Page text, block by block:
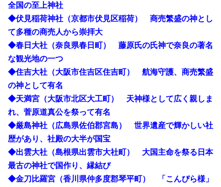
全国の至上神社
◆伏見稲荷神社（京都市伏見区稲荷） 商売繁盛の神とし
て多種の商売人から崇拝大
◆春日大社（奈良県春日町） 藤原氏の氏神で奈良の著名
な観光地の一つ
◆住吉大社（大阪市住吉区住吉町） 航海守護、商売繁盛
の神として有名
◆天満宮（大阪市北区大工町） 天神様として広く親しま
れ、菅原道真公を祭って有名
◆厳島神社（広島県佐伯郡宮島） 世界遺産で輝かしい社
歴があり、社殿の大半が国宝
◆出雲大社（島根県出雲市大社町） 大国主命を祭る日本
最古の神社で国作り、縁結び
◆金刀比羅宮（香川県仲多度郡琴平町） 「こんぴら様」